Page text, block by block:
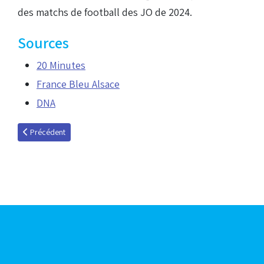
des matchs de football des JO de 2024.
Sources
20 Minutes
France Bleu Alsace
DNA
Article précédent : La Meinau, seconde affluence française du week-end
Précédent